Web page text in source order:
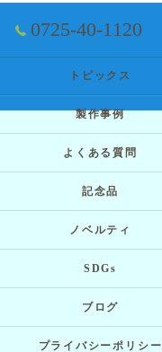
0725-40-1120
トピックス
製作事例
よくある質問
記念品
ノベルティ
SDGs
ブログ
プライバシーポリシー